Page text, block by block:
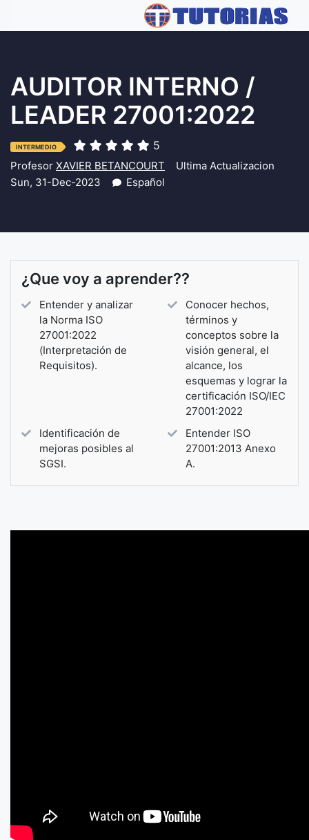
AUDITOR INTERNO /
LEADER 27001:2022
INTERMEDIO 5
Profesor XAVIER BETANCOURT
Ultima Actualizacion
Sun, 31-Dec-2023
Español
¿Que voy a aprender??
Entender y analizar
la Norma ISO
27001:2022
(Interpretación de
Requisitos).
Conocer hechos,
términos y
conceptos sobre la
visión general, el
alcance, los
esquemas y lograr la
certificación ISO/IEC
27001:2022
Identificación de
mejoras posibles al
SGSI.
Entender ISO
27001:2013 Anexo
A.